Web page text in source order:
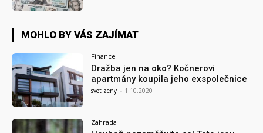
MOHLO BY VÁS ZAJÍMAT
Finance
Dražba jen na oko? Kočnerovi
apartmány koupila jeho exspolečnice
svet zeny - 1.10.2020
Zahrada